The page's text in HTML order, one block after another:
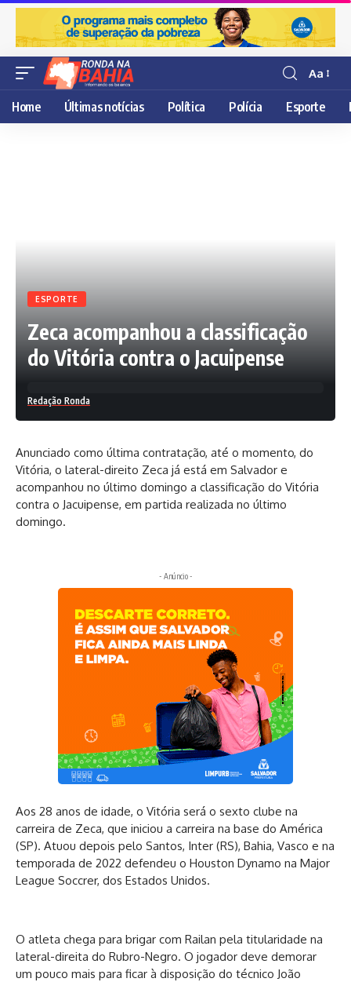
Resisor
de
fonte
Aa
Home Últimas notícias Política Polícia Esporte
ESPORTE
Zeca acompanhou a classificação
do Vitória contra o Jacuipense
Redação Ronda
Anunciado como última contratação, até o momento, do
Vitória, o lateral-direito Zeca já está em Salvador e
acompanhou no último domingo a classificação do Vitória
contra o Jacuipense, em partida realizada no último
domingo.
- Anúncio -
Aos 28 anos de idade, o Vitória será o sexto clube na
carreira de Zeca, que iniciou a carreira na base do América
(SP). Atuou depois pelo Santos, Inter (RS), Bahia, Vasco e na
temporada de 2022 defendeu o Houston Dynamo na Major
League Soccrer, dos Estados Unidos.
O atleta chega para brigar com Railan pela titularidade na
lateral-direita do Rubro-Negro. O jogador deve demorar
um pouco mais para ficar à disposição do técnico João